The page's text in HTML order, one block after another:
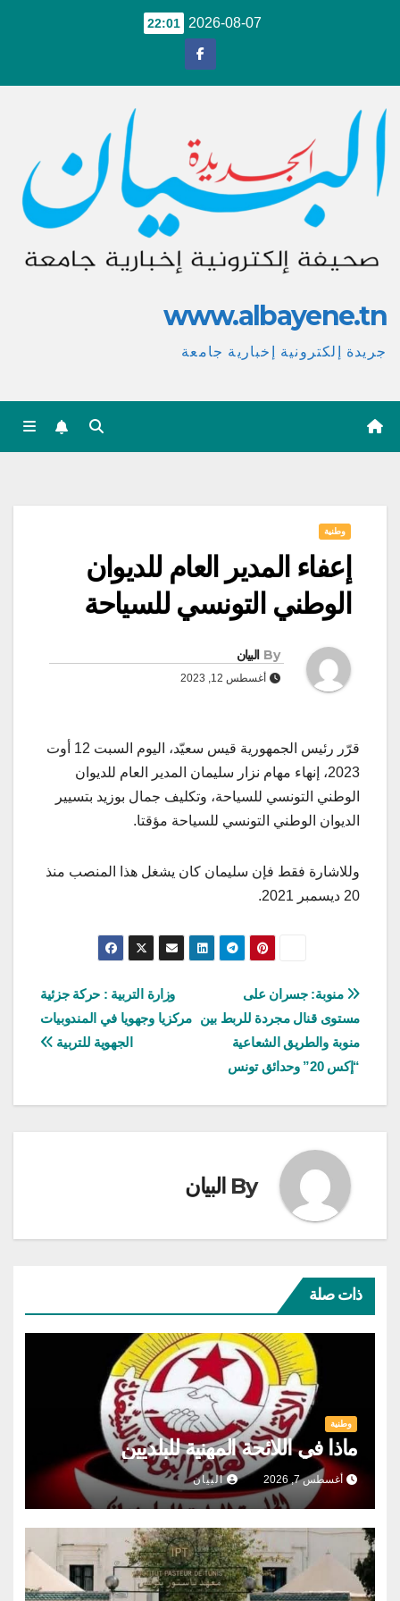
2026-08-07
22:01
www.albayene.tn
جريدة إلكترونية إخبارية جامعة
وطنية
إعفاء المدير العام للديوان
الوطني التونسي للسياحة
By البيان
أغسطس 12, 2023
قرّر رئيس الجمهورية قيس سعيّد، اليوم السبت 12 أوت
2023، إنهاء مهام نزار سليمان المدير العام للديوان
الوطني التونسي للسياحة، وتكليف جمال بوزيد بتسيير
الديوان الوطني التونسي للسياحة مؤقتا.
وللاشارة فقط فإن سليمان كان يشغل هذا المنصب منذ
20 ديسمبر 2021.
تصفّح
المقالات
وزارة التربية : حركة جزئية
مركزيا وجهويا في المندوبيات
الجهوية للتربية
منوبة: جسران على
مستوى قنال مجردة للربط بين
منوبة والطريق الشعاعية
“إكس 20” وحدائق تونس
By البيان
ذات صلة
وطنية
ماذا في اللائحة المهنية للبلديين
أغسطس 7, 2026 البيان